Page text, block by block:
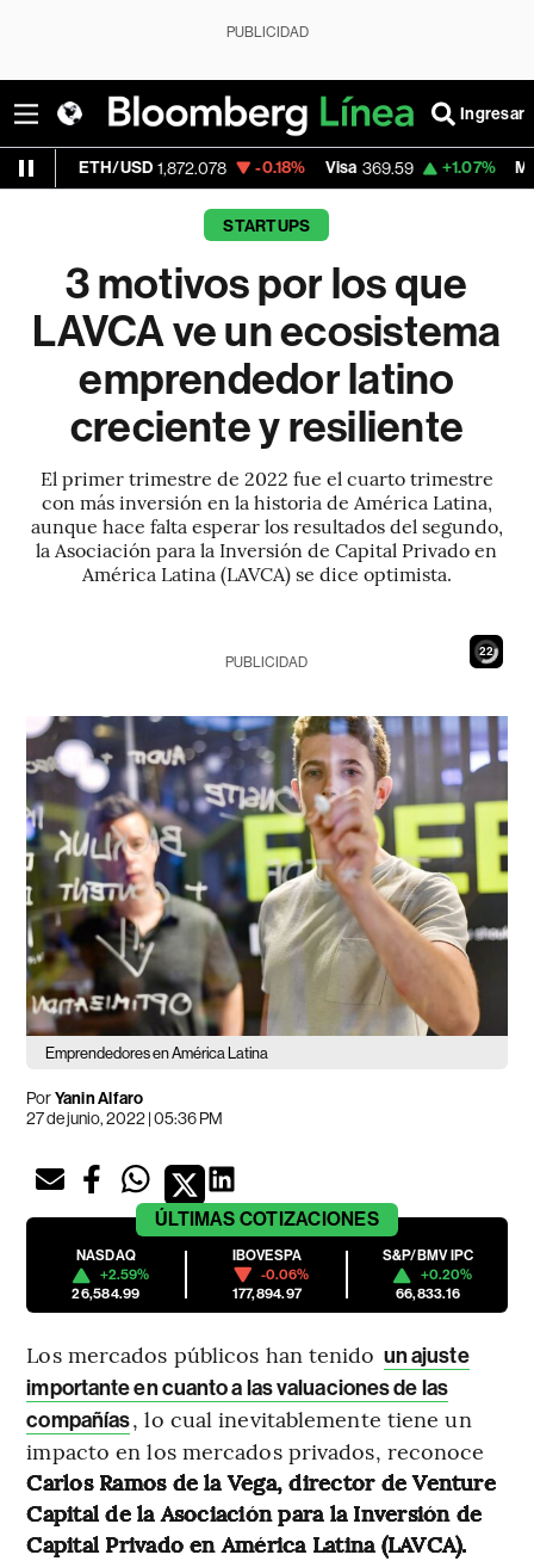
PUBLICIDAD
Ingresar
1,872.078 -0.18% Visa 369.59 +1.07% MercadoLibre
STARTUPS
3 motivos por los que
LAVCA ve un ecosistema
emprendedor latino
creciente y resiliente
El primer trimestre de 2022 fue el cuarto trimestre
con más inversión en la historia de América Latina,
aunque hace falta esperar los resultados del segundo,
la Asociación para la Inversión de Capital Privado en
América Latina (LAVCA) se dice optimista.
21
PUBLICIDAD
Emprendedores en América Latina
PorYanin Alfaro
27 de junio, 2022 | 05:36 PM
ÚLTIMAS COTIZACIONES
NASDAQ
+2.59%
26,584.99
IBOVESPA
-0.06%
177,894.97
S&P/BMV IPC
+0.20%
66,833.16
Los mercados públicos han tenido un ajuste
importante en cuanto a las valuaciones de las
compañías, lo cual inevitablemente tiene un
impacto en los mercados privados, reconoce
Carlos Ramos de la Vega, director de Venture
Capital de la Asociación para la Inversión de
Capital Privado en América Latina (LAVCA).